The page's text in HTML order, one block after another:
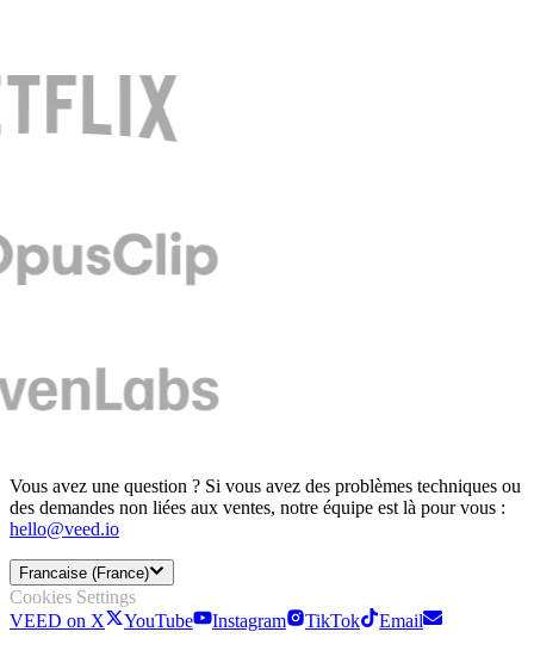
Vous avez une question ? Si vous avez des problèmes techniques ou
des demandes non liées aux ventes, notre équipe est là pour vous :
hello@veed.io
Francaise (France)
Cookies Settings
VEED on X
YouTube Instagram TikTok Email